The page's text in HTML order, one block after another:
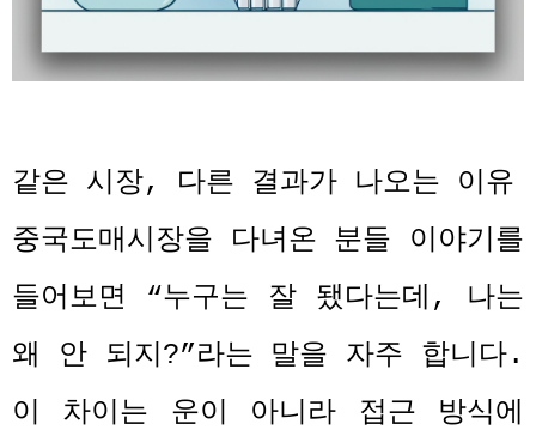
같은 시장, 다른 결과가 나오는 이유
중국도매시장을 다녀온 분들 이야기를
들어보면
“누구는 잘 됐다는데 , 나는
왜 안 되지 ?”라는 말을 자주 합니다.
이 차이는 운이 아니라 접근 방식에